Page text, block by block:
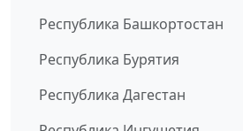
Республика Башкортостан
Республика Бурятия
Республика Дагестан